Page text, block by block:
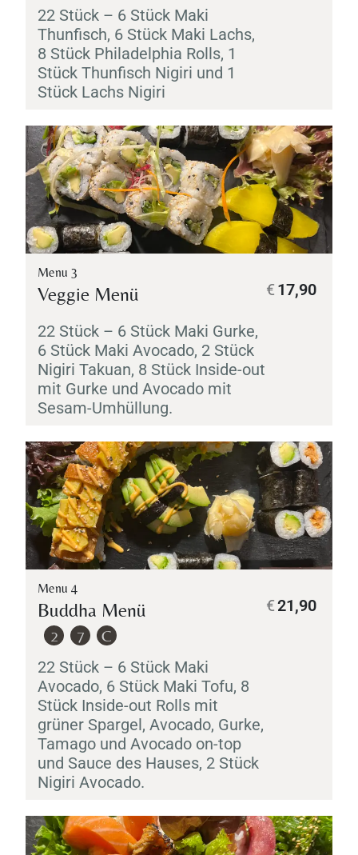
22 Stück – 6 Stück Maki
Thunfisch, 6 Stück Maki Lachs,
8 Stück Philadelphia Rolls, 1
Stück Thunfisch Nigiri und 1
Stück Lachs Nigiri
Menu 3
Veggie Menü
22 Stück – 6 Stück Maki Gurke,
6 Stück Maki Avocado, 2 Stück
Nigiri Takuan, 8 Stück Inside-out
mit Gurke und Avocado mit
Sesam-Umhüllung.
17,90
€
Menu 4
Buddha Menü
2 7 C
22 Stück – 6 Stück Maki
Avocado, 6 Stück Maki Tofu, 8
Stück Inside-out Rolls mit
grüner Spargel, Avocado, Gurke,
Tamago und Avocado on-top
und Sauce des Hauses, 2 Stück
Nigiri Avocado.
21,90
€